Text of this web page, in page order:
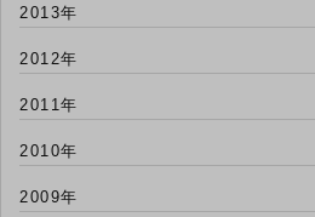
2013年
2012年
2011年
2010年
2009年